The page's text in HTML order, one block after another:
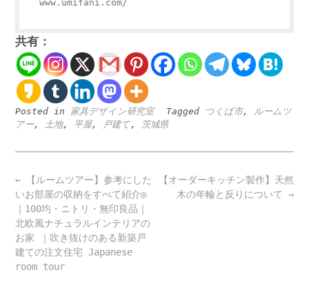
www.umifani.com/
共有：
Posted in 家具デザイン研究室 Tagged つくば市, ルームツ
アー, 土地, 平屋, 戸建て, 茨城県
Post
navigation
【オーダーキッチン製作】天然
木の年輪と反りについて →
← 【ルームツアー】参考にした
いお部屋の収納をすべて紹介◎
｜100均・ニトリ・無印良品｜
北欧風ナチュラルインテリアの
お家 ｜吹き抜けのある新築戸
建ての注文住宅 Japanese
room tour